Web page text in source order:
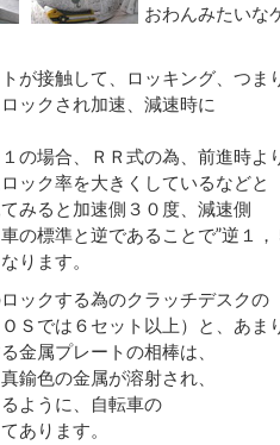
おわんみたいな
が接触して、ロッキング、つま
ックされ加速、減速時に
の場合、ＲＲ式の為、前進時よ
ック率を大きくしているなどと
みると加速側３０度、減速側
の標準と逆であることで”逆１，
ります。
ックする為のクラッチデスクの
Ｓでは６セット以上）と、あま
金属プレートの相棒は、
鍮色の金属が溶射され、
ように、自転車の
あります。